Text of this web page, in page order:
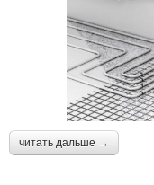
читать дальше →